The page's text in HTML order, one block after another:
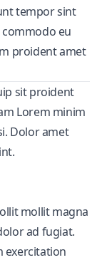
tempor sint
eu
proident amet
sit proident
Lorem minim
Dolor amet
mollit magna
ad fugiat.
exercitation